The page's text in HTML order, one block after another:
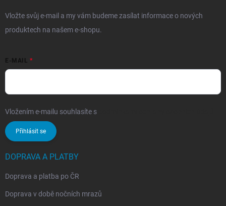
Vložte svůj e-mail a my vám budeme zasílat informace o nových
produktech na našem e-shopu.
E-MAIL
Vložením e-mailu souhlasíte s
Přihlásit se
DOPRAVA A PLATBY
Doprava a platba po ČR
Doprava v době nočních mrazů